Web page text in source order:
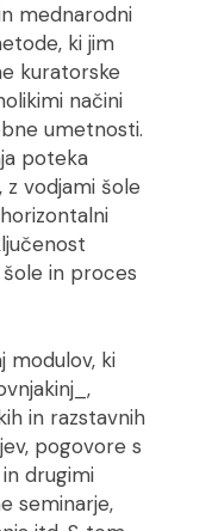
mednarodni
ki jim
kuratorske
načini
umetnosti.
poteka
z vodjami šole
in proces
modulov, ki
in razstavnih
pogovore s
drugimi
seminarje,